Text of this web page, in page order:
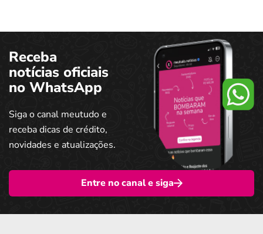
Receba
notícias oficiais
no WhatsApp
Siga o canal meutudo e
receba dicas de crédito,
novidades e atualizações.
Entre no canal e siga